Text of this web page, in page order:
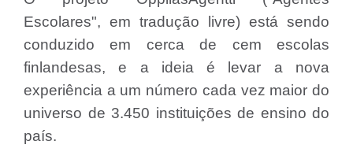
Escolares", em tradução livre) está sendo
conduzido em cerca de cem escolas
finlandesas, e a ideia é levar a nova
experiência a um número cada vez maior do
universo de 3.450 instituições de ensino do
país.